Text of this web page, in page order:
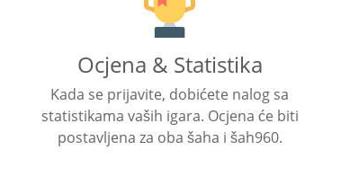
Ocjena & Statistika
Kada se prijavite, dobićete nalog sa
statistikama vaših igara. Ocjena će biti
postavljena za oba šaha i šah960.